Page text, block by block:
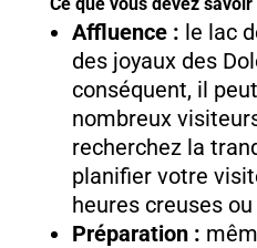
Affluence : le lac
des joyaux des
conséquent, il
nombreux
recherchez la
planifier votre
heures creuses
Préparation :